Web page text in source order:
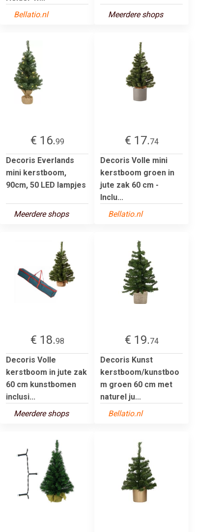
Bellatio.nl
Meerdere shops
€ 16.99
Decoris Everlands
mini kerstboom,
90cm, 50 LED lampjes
Meerdere shops
€ 17.74
Decoris Volle mini
kerstboom groen in
jute zak 60 cm -
Inclu...
Bellatio.nl
€ 18.98
Decoris Volle
kerstboom in jute zak
60 cm kunstbomen
inclusi...
Meerdere shops
€ 19.74
Decoris Kunst
kerstboom/kunstboo
m groen 60 cm met
naturel ju...
Bellatio.nl